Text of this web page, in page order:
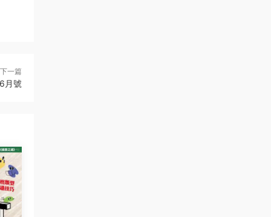
下一篇
月號